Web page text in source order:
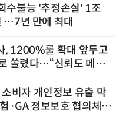
수불능 '추정손실' 1조
…7년 만에 최대
, 1200%룰 확대 앞두고
쏠렸다…“신뢰도 메리
비자 개인정보 유출 막
·GA 정보보호 협의체'